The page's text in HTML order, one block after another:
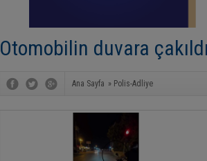
Otomobilin duvara
Ana Sayfa » Polis-Adliye